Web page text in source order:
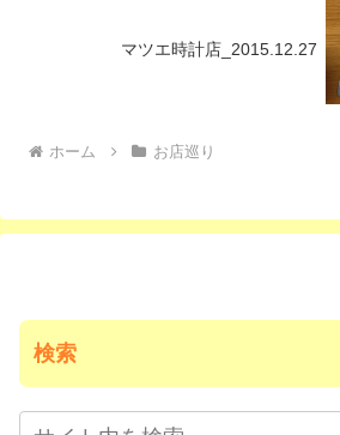
マツエ時計店_2015.12.27
ホーム お店巡り
検索